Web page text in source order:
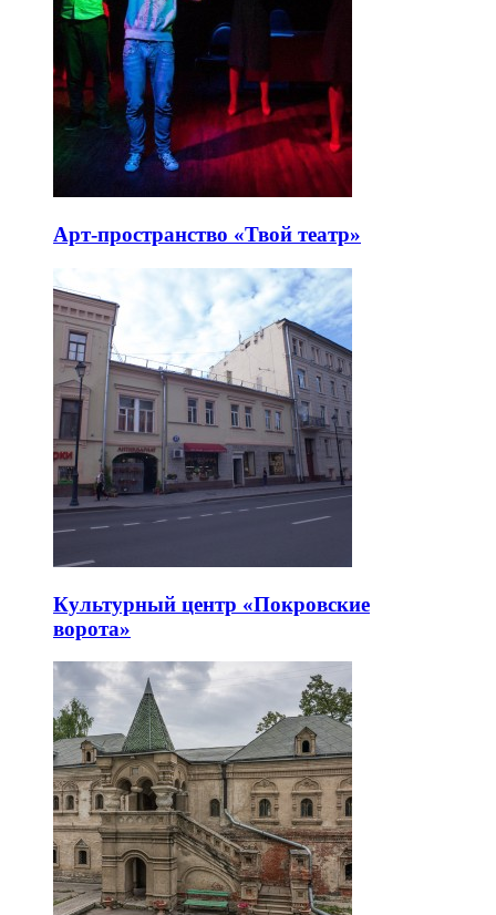
Арт-пространство «Твой театр»
Культурный центр «Покровские
ворота»